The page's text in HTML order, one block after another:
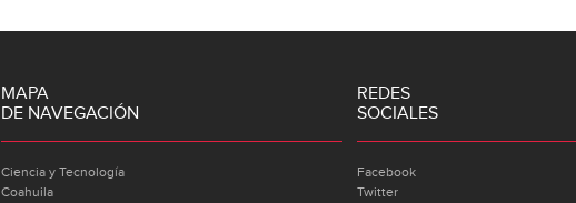
MAPA
DE NAVEGACIÓN
Ciencia y Tecnología
Coahuila
REDES
SOCIALES
Facebook
Twitter